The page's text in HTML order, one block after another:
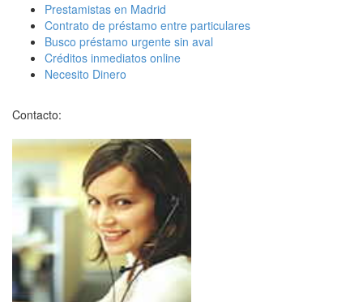
Prestamistas en Madrid
Contrato de préstamo entre particulares
Busco préstamo urgente sin aval
Créditos inmediatos online
Necesito Dinero
Contacto: